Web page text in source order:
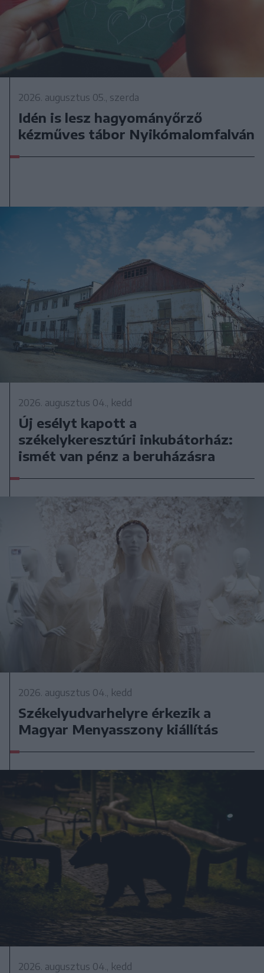
2026. augusztus 05., szerda
Idén is lesz hagyományőrző
kézműves tábor Nyikómalomfalván
2026. augusztus 04., kedd
Új esélyt kapott a
székelykeresztúri inkubátorház:
ismét van pénz a beruházásra
2026. augusztus 04., kedd
Székelyudvarhelyre érkezik a
Magyar Menyasszony kiállítás
2026. augusztus 04., kedd